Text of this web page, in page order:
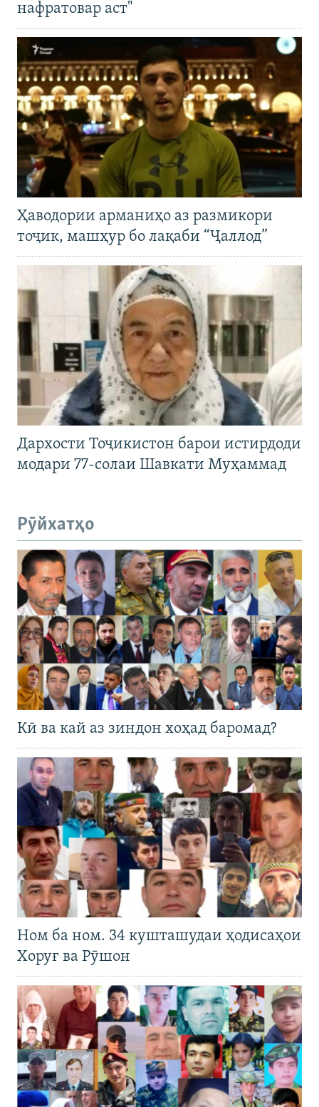
нафратовар аст"
Ҳаводории арманиҳо аз размикори
тоҷик, машҳур бо лақаби “Ҷаллод”
Дархости Тоҷикистон барои истирдоди
модари 77-солаи Шавкати Муҳаммад
Рӯйхатҳо
Кӣ ва кай аз зиндон хоҳад баромад?
Ном ба ном. 34 кушташудаи ҳодисаҳои
Хоруғ ва Рӯшон